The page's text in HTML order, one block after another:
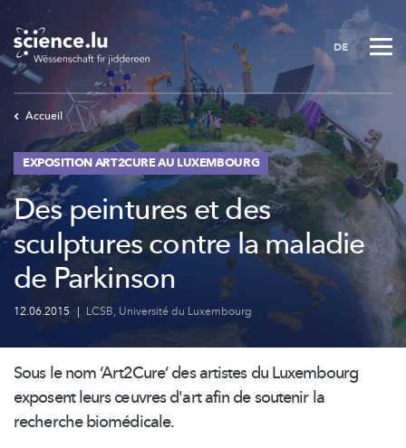
Skip
main
content
DE
Accueil
EXPOSITION ART2CURE AU LUXEMBOURG
Des peintures et des
sculptures contre la maladie
de Parkinson
12.06.2015 | LCSB, Université du Luxembourg
Sous le nom ‘Art2Cure’des artistes du Luxembourg
exposent leurs œuvres d'art afin de soutenir la
recherche biomédicale.